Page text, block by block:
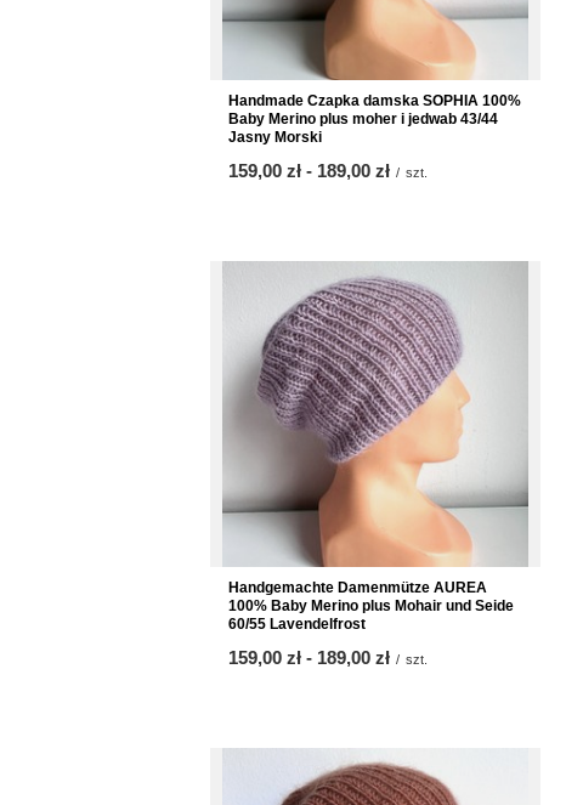
Handmade Czapka damska SOPHIA 100%
Baby Merino plus moher i jedwab 43/44
Jasny Morski
ab
159,00 zł - bis
189,00 zł / szt.
Handgemachte Damenmütze AUREA
100% Baby Merino plus Mohair und Seide
60/55 Lavendelfrost
ab
159,00 zł - bis
189,00 zł / szt.